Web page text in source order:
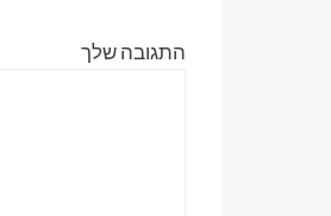
התגובה שלך